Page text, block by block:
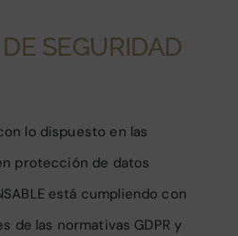
SEGURIDAD
lo dispuesto en las
protección de datos
está cumpliendo con
de las normativas GDPR y